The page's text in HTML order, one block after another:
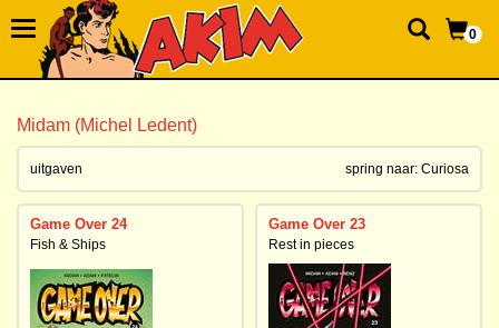
0
Midam (Michel Ledent)
spring naar: Curiosa
uitgaven
Game Over 24
Fish & Ships
Game Over 23
Rest in pieces